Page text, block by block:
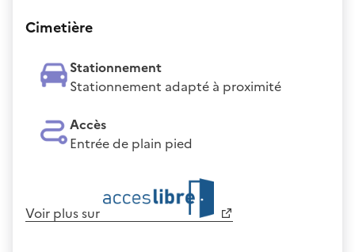
Cimetière
Stationnement
Stationnement adapté à proximité
Accès
Entrée de plain pied
Voir plus sur